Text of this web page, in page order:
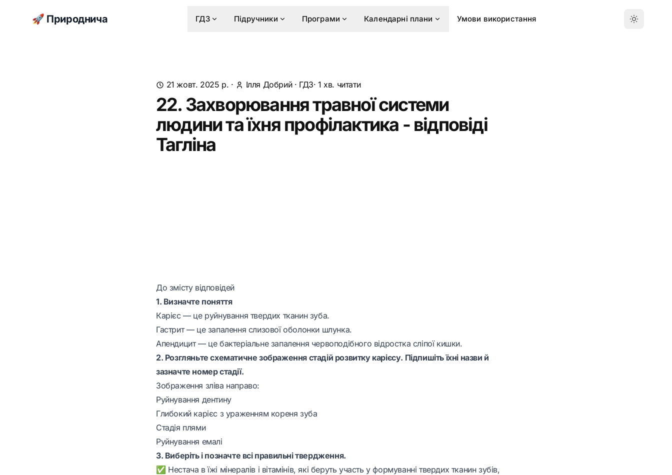
🚀 Природнича ГДЗ Підручники Програми Календарні плани Умови використання
21 жовт. 2025 р. · Ілля Добрий· ГДЗ· 1 хв. читати
22. Захворювання травної системи
людини та їхня профілактика - відповіді
Тагліна
До змісту відповідей
1. Визначте поняття
Карієс — це руйнування твердих тканин зуба.
Гастрит — це запалення слизової оболонки шлунка.
Апендицит — це бактеріальне запалення червоподібного відростка сліпої кишки.
2. Розгляньте схематичне зображення стадій розвитку карієсу. Підпишіть їхні назви й
зазначте номер стадії.
Зображення зліва направо:
Руйнування дентину
Глибокий карієс з ураженням кореня зуба
Стадія плями
Руйнування емалі
3. Виберіть і позначте всі правильні твердження.
✅ Нестача в їжі мінералів і вітамінів, які беруть участь у формуванні твердих тканин зубів,